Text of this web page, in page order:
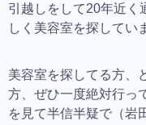
引越しをして20年近く
しく美容室を探してい
美容室を探してる方、
方、ぜひ一度絶対行っ
を見て半信半疑で（岩